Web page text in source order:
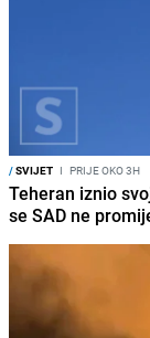
/SVIJET I PRIJE OKO 3H
Teheran iznio
se SAD ne